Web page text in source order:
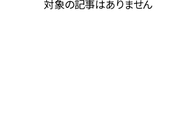
対象の記事はありません